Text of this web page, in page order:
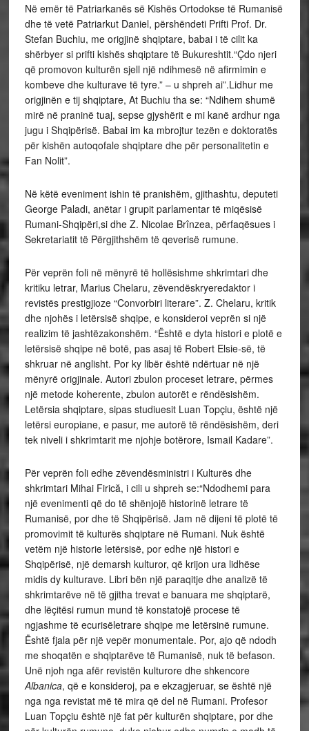
Në emër të Patriarkanës së Kishës Ortodokse të Rumanisë
dhe të vetë Patriarkut Daniel, përshëndeti Prifti Prof. Dr.
Stefan Buchiu, me origjinë shqiptare, babai i të cilit ka
shërbyer si prifti kishës shqiptare të Bukureshtit.“Çdo njeri
që promovon kulturën sjell një ndihmesë në afirmimin e
kombeve dhe kulturave të tyre.” – u shpreh ai”.Lidhur me
origjinën e tij shqiptare, At Buchiu tha se: “Ndihem shumë
mirë në praninë tuaj, sepse gjyshërit e mi kanë ardhur nga
jugu i Shqipërisë. Babai im ka mbrojtur tezën e doktoratës
për kishën autoqofale shqiptare dhe për personalitetin e
Fan Nolit”.
Në këtë eveniment ishin të pranishëm, gjithashtu, deputeti
George Paladi, anëtar i grupit parlamentar të miqësisë
Rumani-Shqipëri,si dhe Z. Nicolae Brînzea, përfaqësues i
Sekretariatit të Përgjithshëm të qeverisë rumune.
Për veprën foli në mënyrë të hollësishme shkrimtari dhe
kritiku letrar, Marius Chelaru, zëvendëskryeredaktor i
revistës prestigjioze “Convorbiri literare”. Z. Chelaru, kritik
dhe njohës i letërsisë shqipe, e konsideroi veprën si një
realizim të jashtëzakonshëm. “Është e dyta histori e plotë e
letërsisë shqipe në botë, pas asaj të Robert Elsie-së, të
shkruar në anglisht. Por ky libër është ndërtuar në një
mënyrë origjinale. Autori zbulon proceset letrare, përmes
një metode koherente, zbulon autorët e rëndësishëm.
Letërsia shqiptare, sipas studiuesit Luan Topçiu, është një
letërsi europiane, e pasur, me autorë të rëndësishëm, deri
tek niveli i shkrimtarit me njohje botërore, Ismail Kadare”.
Për veprën foli edhe zëvendësministri i Kulturës dhe
shkrimtari Mihai Firică, i cili u shpreh se:“Ndodhemi para
një evenimenti që do të shënjojë historinë letrare të
Rumanisë, por dhe të Shqipërisë. Jam në dijeni të plotë të
promovimit të kulturës shqiptare në Rumani. Nuk është
vetëm një historie letërsisë, por edhe një histori e
Shqipërisë, një demarsh kulturor, që krijon ura lidhëse
midis dy kulturave. Libri bën një paraqitje dhe analizë të
shkrimtarëve në të gjitha trevat e banuara me shqiptarë,
dhe lëçitësi rumun mund të konstatojë procese të
ngjashme të ecurisëletrare shqipe me letërsinë rumune.
Është fjala për një vepër monumentale. Por, ajo që ndodh
me shoqatën e shqiptarëve të Rumanisë, nuk të befason.
Unë njoh nga afër revistën kulturore dhe shkencore
Albanica, që e konsideroj, pa e ekzagjeruar, se është një
nga nga revistat më të mira që del në Rumani. Profesor
Luan Topçiu është një fat për kulturën shqiptare, por dhe